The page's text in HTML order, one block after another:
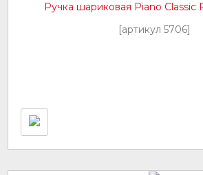
Ручка шариковая Piano Classic
[артикул 5706]